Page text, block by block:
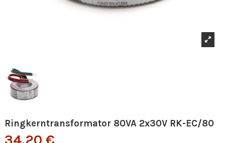
Ringkerntransformator 80VA 2x30V RK-EC/80